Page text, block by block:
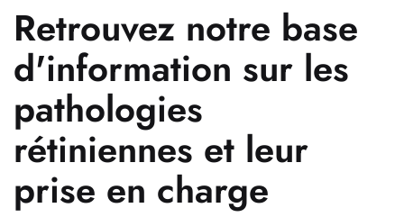
Retrouvez notre base
d'information sur les
pathologies
rétiniennes et leur
prise en charge